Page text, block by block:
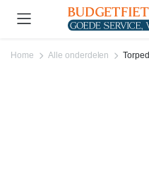
Home Alle onderdelen